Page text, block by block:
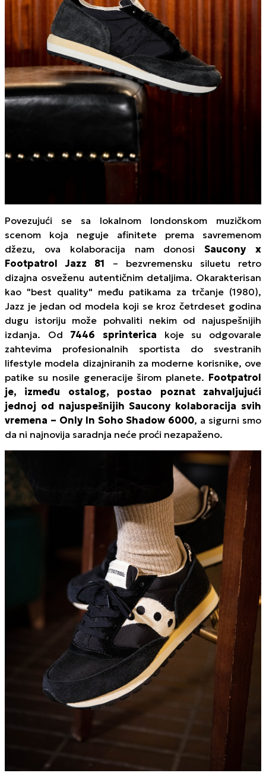
Povezujući se sa lokalnom londonskom muzičkom
scenom koja neguje afinitete prema savremenom
džezu, ova kolaboracija nam donosiSaucony x
Footpatrol Jazz 81 – bezvremensku siluetu retro
dizajna osveženu autentičnim detaljima. Okarakterisan
kao "best quality" među patikama za trčanje (1980),
Jazz je jedan od modela koji se kroz četrdeset godina
dugu istoriju može pohvaliti nekim od najuspešnijih
izdanja. Od 7446 sprinterica koje su odgovarale
zahtevima profesionalnih sportista do svestranih
lifestyle modela dizajniranih za moderne korisnike, ove
patike su nosile generacije širom planete. Footpatrol
je, između ostalog, postao poznat zahvaljujući
jednoj od najuspešnijih Saucony kolaboracija svih
vremena – Only In Soho Shadow 6000, a sigurni smo
da ni najnovija saradnja neće proći nezapaženo.